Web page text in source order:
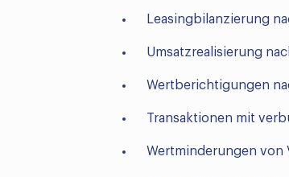
Leasingbilanzierung
Umsatzrealisierung
Wertberichtigungen
Transaktionen mit
Wertminderungen von